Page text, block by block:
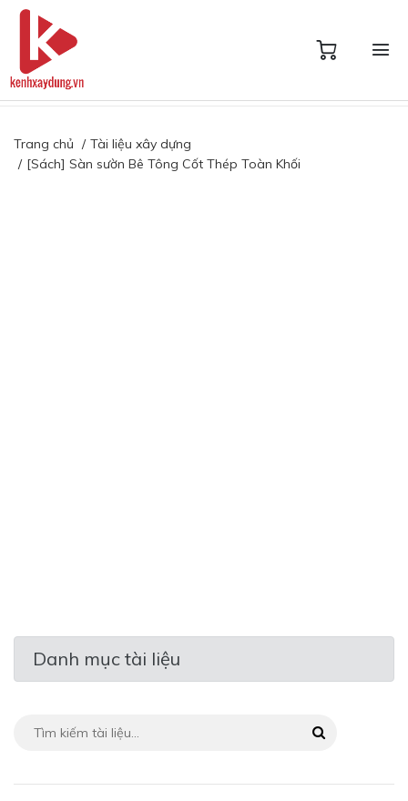
Trang chủ
Tài liệu xây dựng
[Sách] Sàn sườn Bê Tông Cốt Thép Toàn Khối
Danh mục tài liệu